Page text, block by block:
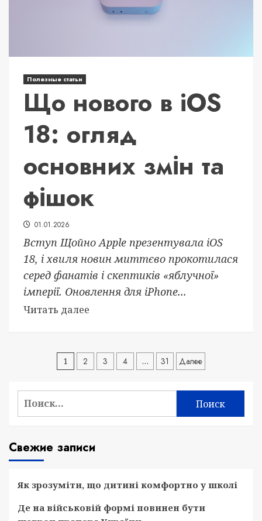
Полезные статьи
Що нового в iOS
18: огляд
основних змін та
фішок
01.01.2026
Вступ Щойно Apple презентувала iOS
18, і хвиля новин миттєво прокотилася
серед фанатів і скептиків «яблучної»
імперії. Оновлення для iPhone...
Читать далее
Навигация
по
записям
1 2 3 4 … 31 Далее
Найти:
Свежие записи
Як зрозуміти, що дитині комфортно у школі
Де на військовій формі повинен бути